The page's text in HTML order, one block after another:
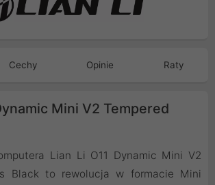
Cechy Opinie Raty
Mini V2 Tempered
Lian Li O11 Dynamic Mini V2
Black to rewolucja w formacie Mini